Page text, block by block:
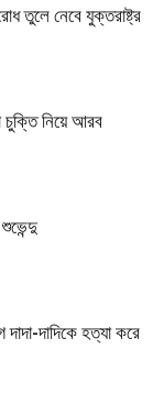
তুলে নেবে যুক্তরাষ্ট্র
চুক্তি নিয়ে আরব
দাদিকে হত্যা করে